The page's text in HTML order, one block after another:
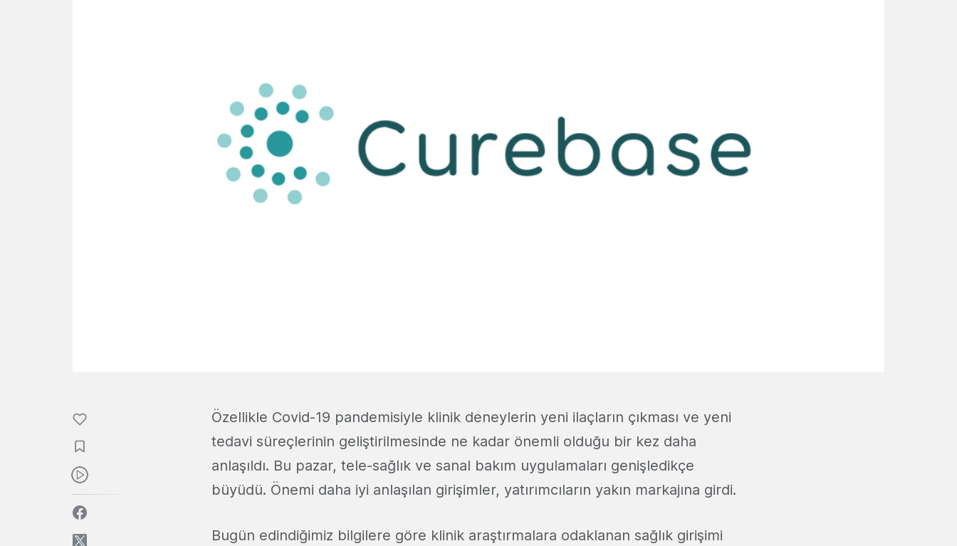
Özellikle Covid-19 pandemisiyle klinik deneylerin yeni ilaçların çıkması ve yeni
tedavi süreçlerinin geliştirilmesinde ne kadar önemli olduğu bir kez daha
anlaşıldı. Bu pazar, tele-sağlık ve sanal bakım uygulamaları genişledikçe
büyüdü. Önemi daha iyi anlaşılan girişimler, yatırımcıların yakın markajına girdi.
Bugün edindiğimiz bilgilere göre klinik araştırmalara odaklanan sağlık girişimi